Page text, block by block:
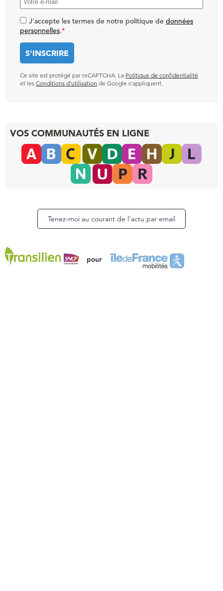
J'accepte les termes de notre politique de données
personnelles.*
Ce site est protégé par reCAPTCHA. La Politique de confidentialité
et les Conditions d’utilisation de Google s’appliquent.
VOS COMMUNAUTÉS EN LIGNE
Tenez-moi au courant de l’actu par email